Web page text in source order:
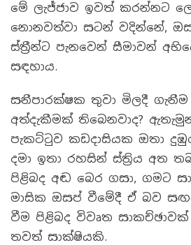
මේ ලැජ්ජාව ඉවත් කරන්නට
නොනවත්වා සටන් වදින්නේ,
ස්ත්‍රීන්ට පැනවෙන් සීමාවන්
සඳහාය.
සනීපාරක්ෂක තුවා මිලදී
අත්දැකීමක් තිබෙනවාද?
පැකට්ටුව කඩදාසියක ඔතා
දමා ඉතා රහසින් ස්ත්‍රිය අත
පිළිබද අඬ බෙර ගසා, ගමට
මාසික ඔසප් වීමේදී ඒ බව
වීම පිළිබද විවෘත
තවත් සාක්ෂියකි.